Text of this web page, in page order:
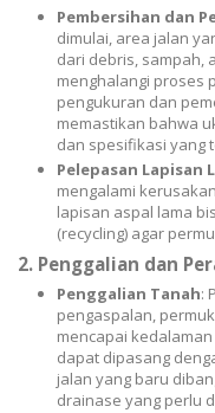
Pembersihan dan
dimulai, area jalan
dari debris, sampah,
menghalangi proses
pengukuran dan
memastikan bahwa
dan spesifikasi yang
Pelepasan Lapisan
mengalami
lapisan aspal lama
(recycling) agar
2. Penggalian dan
Penggalian Tanah:
pengaspalan,
mencapai
dapat dipasang
jalan yang baru
drainase yang perlu